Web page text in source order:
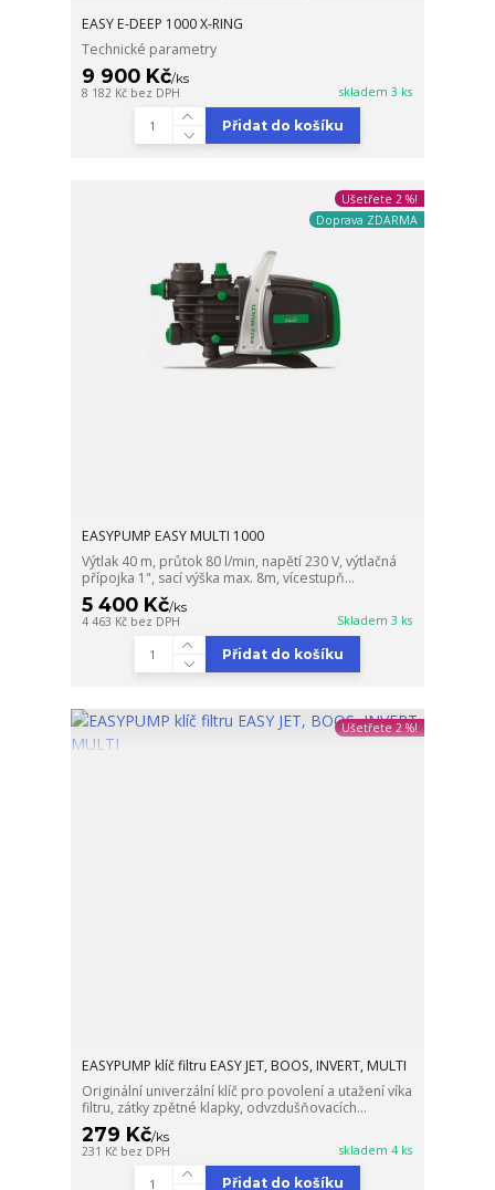
EASY E-DEEP 1000 X-RING
Technické parametry
9 900 Kč/ks
8 182 Kč bez DPH skladem 3 ks
Přidat do košíku
Ušetřete 2 %!
Doprava ZDARMA
EASYPUMP EASY MULTI 1000
Výtlak 40 m, průtok 80 l/min, napětí 230 V, výtlačná
přípojka 1", sací výška max. 8m, vícestupň...
5 400 Kč/ks
4 463 Kč bez DPH Skladem 3 ks
Přidat do košíku
Ušetřete 2 %!
EASYPUMP klíč filtru EASY JET, BOOS, INVERT, MULTI
Originální univerzální klíč pro povolení a utažení víka
filtru, zátky zpětné klapky, odvzdušňovacích...
279 Kč/ks
231 Kč bez DPH skladem 4 ks
Přidat do košíku